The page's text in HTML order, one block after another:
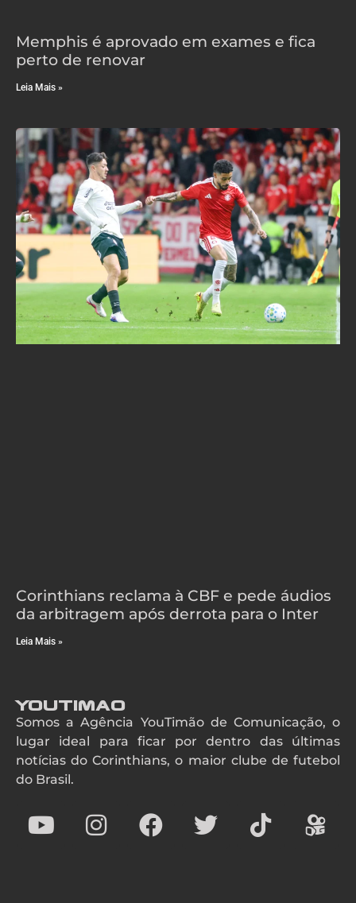
Memphis é aprovado em exames e fica
perto de renovar
Leia Mais »
Corinthians reclama à CBF e pede áudios
da arbitragem após derrota para o Inter
Leia Mais »
YouTimao
Somos a Agência YouTimão de Comunicação, o
lugar ideal para ficar por dentro das últimas
notícias do Corinthians, o maior clube de futebol
do Brasil.